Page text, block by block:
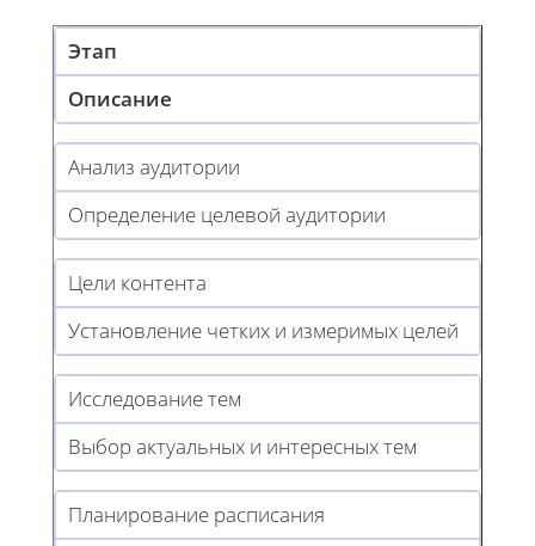
Этап
Описание
Анализ аудитории
Определение целевой аудитории
Цели контента
Установление четких и измеримых целей
Исследование тем
Выбор актуальных и интересных тем
Планирование расписания